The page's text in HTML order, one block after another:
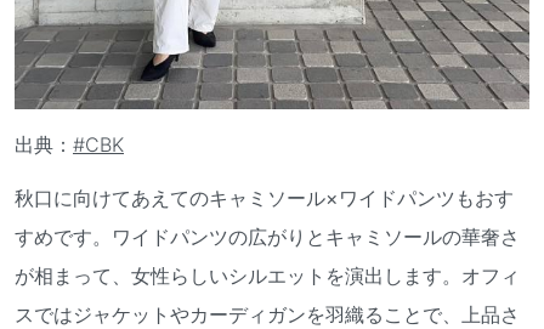
出典： #CBK
秋口に向けてあえてのキャミソール×ワイドパンツもおす
すめです。ワイドパンツの広がりとキャミソールの華奢さ
が相まって、女性らしいシルエットを演出します。オフィ
スではジャケットやカーディガンを羽織ることで、上品さ